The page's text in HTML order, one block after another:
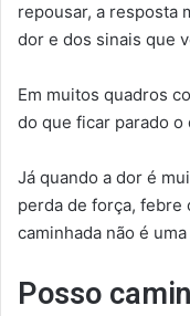
repousar, a resposta
dor e dos sinais que
Em muitos quadros
do que ficar parado o
Já quando a dor é
perda de força, febre
caminhada não é
Posso